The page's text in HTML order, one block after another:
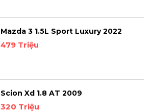
Mazda 3 1.5L Sport Luxury 2022
479 Triệu
Scion Xd 1.8 AT 2009
320 Triệu